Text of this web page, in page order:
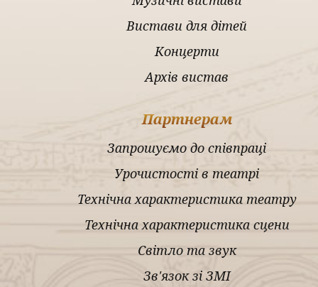
Вистави для дітей
Концерти
Архів вистав
Партнерам
Запрошуємо до співпраці
Урочистості в театрі
Технічна характеристика театру
Технічна характеристика сцени
Світло та звук
Зв'язок зі ЗМІ